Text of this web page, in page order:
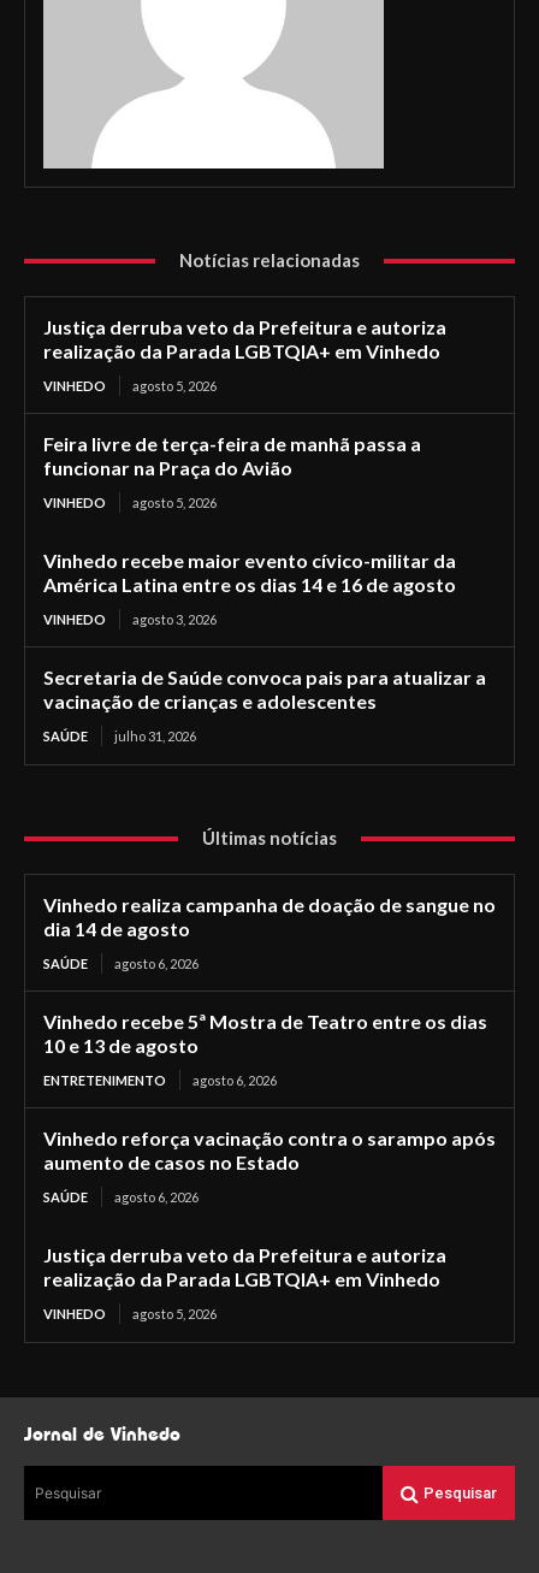
Notícias relacionadas
Justiça derruba veto da Prefeitura e autoriza
realização da Parada LGBTQIA+ em Vinhedo
VINHEDO agosto 5, 2026
Feira livre de terça-feira de manhã passa a
funcionar na Praça do Avião
VINHEDO agosto 5, 2026
Vinhedo recebe maior evento cívico-militar da
América Latina entre os dias 14 e 16 de agosto
VINHEDO agosto 3, 2026
Secretaria de Saúde convoca pais para atualizar a
vacinação de crianças e adolescentes
SAÚDE julho 31, 2026
Últimas notícias
Vinhedo realiza campanha de doação de sangue no
dia 14 de agosto
SAÚDE agosto 6, 2026
Vinhedo recebe 5ª Mostra de Teatro entre os dias
10 e 13 de agosto
ENTRETENIMENTO agosto 6, 2026
Vinhedo reforça vacinação contra o sarampo após
aumento de casos no Estado
SAÚDE agosto 6, 2026
Justiça derruba veto da Prefeitura e autoriza
realização da Parada LGBTQIA+ em Vinhedo
VINHEDO agosto 5, 2026
Jornal de Vinhedo
Pesquisar Pesquisar